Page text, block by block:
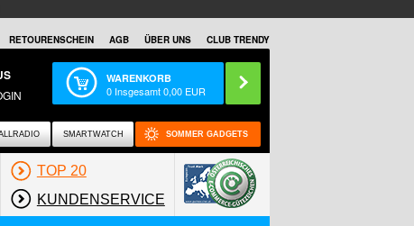
RETOURENSCHEIN AGB ÜBER UNS CLUB TRENDY
WARENKORB
0 Insgesamt0,00 EUR
SMARTWATCH SOMMER GADGETS
TOP 20
KUNDENSERVICE